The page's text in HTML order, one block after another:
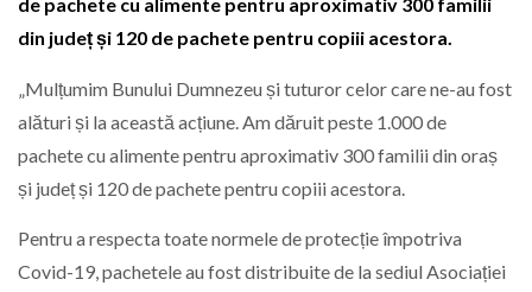
de pachete cu alimente pentru aproximativ 300 familii
din județ și 120 de pachete pentru copiii acestora.
„Mulțumim Bunului Dumnezeu și tuturor celor care ne-au fost
alături și la această acțiune. Am dăruit peste 1.000 de
pachete cu alimente pentru aproximativ 300 familii din oraș
și județ și 120 de pachete pentru copiii acestora.
Pentru a respecta toate normele de protecție împotriva
Covid-19, pachetele au fost distribuite de la sediul Asociației